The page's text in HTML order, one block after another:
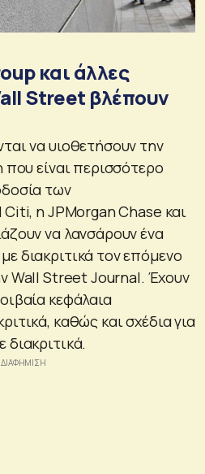
και άλλες
Street βλέπουν
να υιοθετήσουν την
είναι περισσότερο
των
η JPMorgan Chase και
να λανσάρουν ένα
διακριτικά τον επόμενο
Wall Street Journal. Έχουν
κεφάλαια
καθώς και σχέδια για